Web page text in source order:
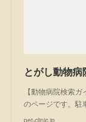
とがし動物病
【動物病院検索
のページです。駐
pet-clinic.jp